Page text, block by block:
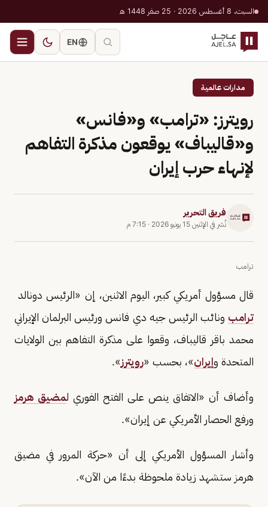
السبت، 8 أغسطس 2026 · 25 صفر 1448 هـ
EN
مدارات عالمية
رويترز: «ترامب» و«فانس»
و«قاليباف» يوقعون مذكرة التفاهم
لإنهاء حرب إيران
فريق التحرير
نُشر في الإثنين 15 يونيو 2026 · 7:15 م
ترامب
قال مسؤول ‌أمريكي كبير، ​اليوم ​الاثنين، إن ⁠«الرئيس ​دونالد ​
ترامب ونائب الرئيس ​جيه ​دي فانس ورئيس ‌البرلمان ⁠الإيراني
محمد ​باقر ​قاليباف، ⁠وقعوا على مذكرة ​التفاهم ​بين ⁠الولايات
⁠المتحدة ​وإيران»، بحسب «رويترز».
وأضاف أن «الاتفاق ينص على الفتح الفوري لمضيق هرمز
ورفع الحصار الأمريكي عن إيران».
وأشار المسؤول ‌الأمريكي إلى أن «حركة المرور في مضيق
هرمز ستشهد زيادة ملحوظة بدءًا من الآن».